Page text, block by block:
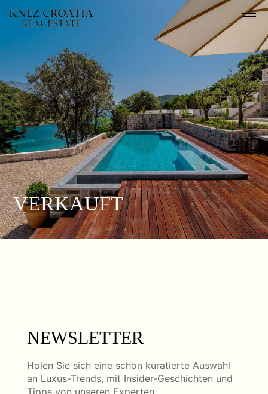
VERKAUFT
NEWSLETTER
Holen Sie sich eine schön kuratierte Auswahl
an Luxus-Trends, mit Insider-Geschichten und
Tipps von unseren Experten